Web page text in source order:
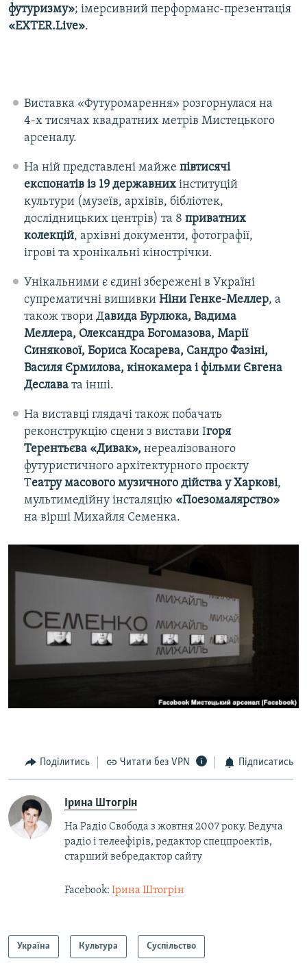
футуризму»; імерсивний перформанс-презентація
«EXTER.Live».
Виставка «Футуромарення» розгорнулася на
4-х тисячах квадратних метрів Мистецького
арсеналу.
На ній представлені майже півтисячі
експонатів із 19 державнихінституцій
культури (музеїв, архівів, бібліотек,
дослідницьких центрів) та 8 приватних
колекцій, архівні документи, фотографії,
ігрові та хронікальні кінострічки.
Унікальними є єдині збережені в Україні
супрематичні вишивки Ніни Генке-Меллер, а
також твори Давида Бурлюка, Вадима
Меллера, Олександра Богомазова, Марії
Синякової, Бориса Косарева, Сандро Фазіні,
Василя Єрмилова, кінокамера і фільми Євгена
Деслава та інші.
На виставці глядачі також побачать
реконструкцію сцени з вистави Ігоря
Терентьєва «Дивак», нереалізованого
футуристичного архітектурного проєкту
Театру масового музичного дійства у Харкові,
мультимедійну інсталяцію «Поезомалярство»
на вірші Михайля Семенка.
Поділитись Читати без VPN Підписатись
Ірина Штогрін
На Радіо Свобода з жовтня 2007 року. Ведуча
радіо і телеефірів, редактор спецпроектів,
старший вебредактор сайту
Facebook: Ірина Штогрін
Україна Культура Суспільство